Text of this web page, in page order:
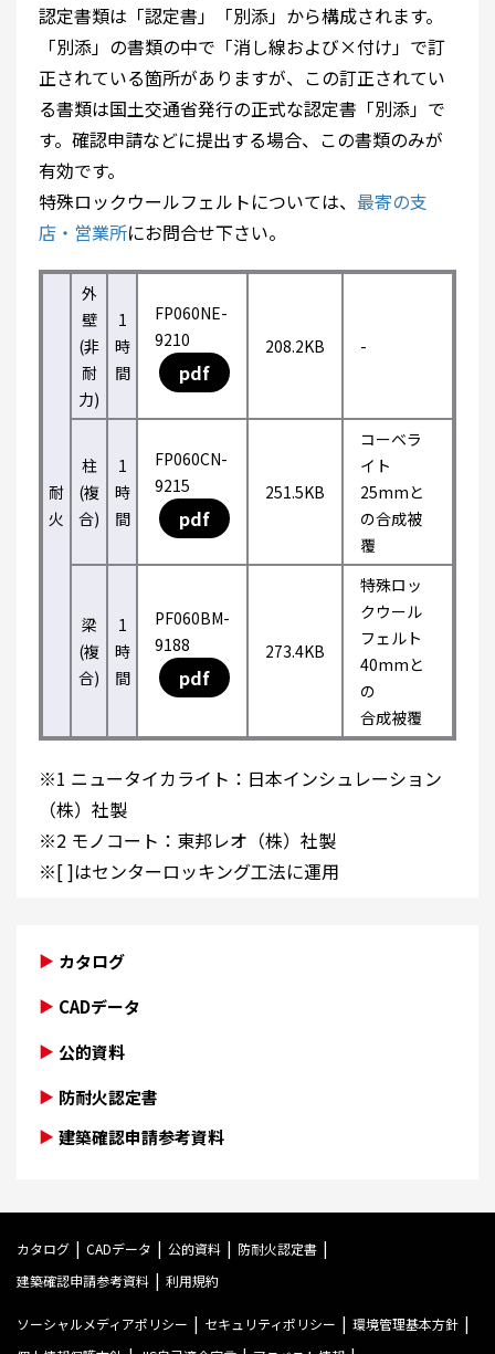
認定書類は「認定書」「別添」から構成されます。
「別添」の書類の中で「消し線および×付け」で訂
正されている箇所がありますが、この訂正されてい
る書類は国土交通省発行の正式な認定書「別添」で
す。確認申請などに提出する場合、この書類のみが
有効です。
特殊ロックウールフェルトについては、 最寄の支
店・営業所にお問合せ下さい。
耐
火
外
壁
(非
耐
力)
1
時
間
FP060NE-
9210
pdf
208.2KB -
柱
(複
合)
1
時
間
FP060CN-
9215
pdf
251.5KB
コーベラ
イト
25mmと
の合成被
覆
梁
(複
合)
1
時
間
PF060BM-
9188
pdf
273.4KB
特殊ロッ
クウール
フェルト
40mmと
の
合成被覆
※1 ニュータイカライト：日本インシュレーション
（株）社製
※2 モノコート：東邦レオ（株）社製
※[ ]はセンターロッキング工法に運用
カタログ
CADデータ
公的資料
防耐火認定書
建築確認申請参考資料
カタログ CADデータ 公的資料
防耐火認定書
建築確認申請参考資料
利用規約
ソーシャルメディアポリシー セキュリティポリシー
環境管理基本方針